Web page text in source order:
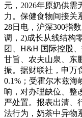
元，2026年原奶供
力。保健食物间接关
28日电，沪深300指
调，2)成长从线结构
团、H&H 国际控股
甘旨、农夫山泉、东
振。据财联社，申万
0.1%；受霍尔木兹
响，对办理缺位、整
严处置。报表出清、
法行为，奶茶中异物